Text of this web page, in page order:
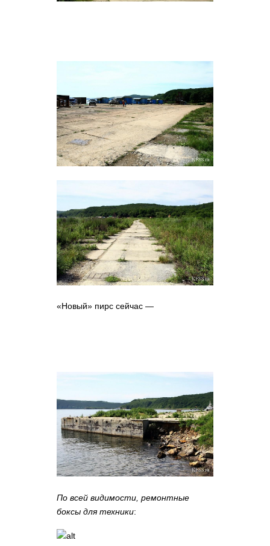
«Новый» пирс сейчас —
По всей видимости, ремонтные
боксы для техники: